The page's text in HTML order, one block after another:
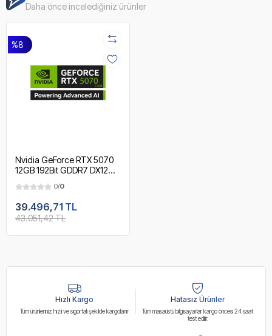
Daha önce incelediğiniz ürünler
%8
Nvidia GeForce RTX 5070
12GB 192Bit GDDR7 DX12
Multiframe Gen. PCIE 5.0
Ekran Kartı
0/0
39.496,71 TL
43.051,42 TL
Hızlı Kargo
Tüm ürünleriniz hızlı ve sigortalı şekilde kargolanır
Hatasız Ürünler
Tüm masaüstü bilgisayarlar kargo öncesi 24 saat
test edilir.